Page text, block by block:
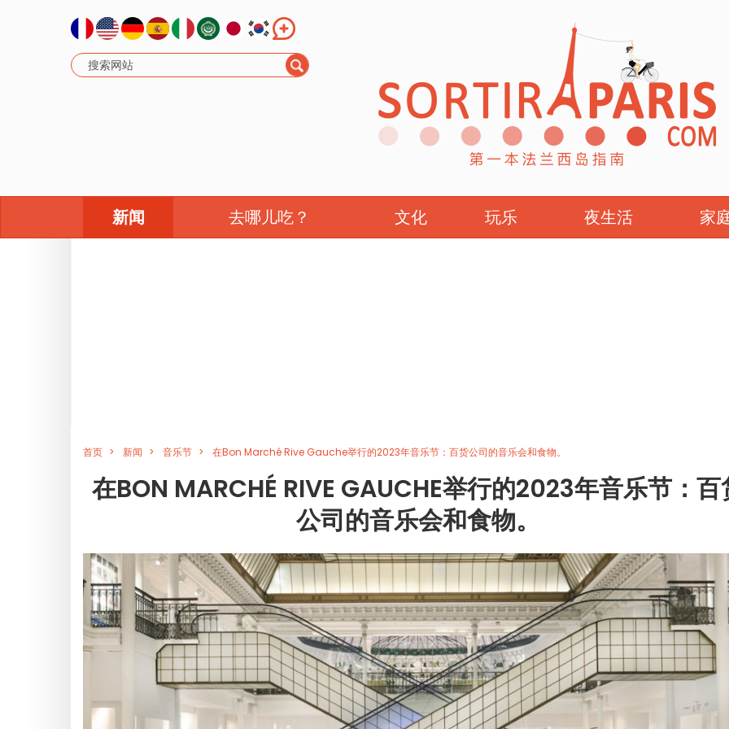
新闻 去哪儿吃？ 文化 玩乐 夜生活 家
首页 新闻 音乐节 在Bon Marché Rive Gauche举行的2023年音乐节：百货公司的音乐会和食物。
在BON MARCHÉ RIVE GAUCHE举行的2023年音乐节：百
公司的音乐会和食物。